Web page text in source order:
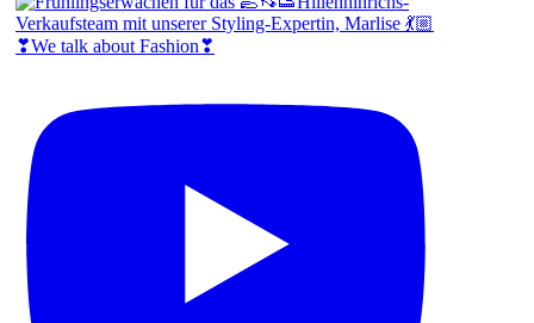
❣We talk about Fashion❣